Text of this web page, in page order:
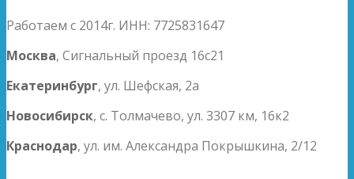
Работаем с 2014г. ИНН: 7725831647
Москва, Сигнальный проезд 16с21
Екатеринбург, ул. Шефская, 2а
Новосибирск, с. Толмачево, ул. 3307 км, 16к2
Краснодар, ул. им. Александра Покрышкина, 2/12